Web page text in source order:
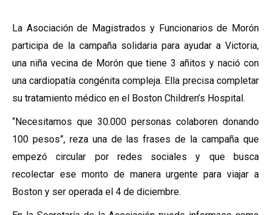
La Asociación de Magistrados y Funcionarios de Morón
participa de la campaña solidaria para ayudar a Victoria,
una niña vecina de Morón que tiene 3 añitos y nació con
una cardiopatía congénita compleja. Ella precisa completar
su tratamiento médico en el Boston Children’s Hospital.
“Necesitamos que 30.000 personas colaboren donando
100 pesos”, reza una de las frases de la campaña que
empezó circular por redes sociales y que busca
recolectar ese monto de manera urgente para viajar a
Boston y ser operada el 4 de diciembre.